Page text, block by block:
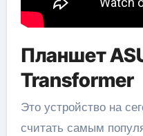
Планшет
Transformer
Это устройство на
считать самым